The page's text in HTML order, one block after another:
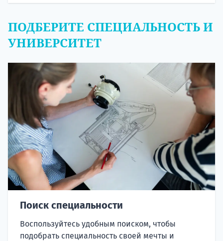
ПОДБЕРИТЕ СПЕЦИАЛЬНОСТЬ И
УНИВЕРСИТЕТ
Поиск специальности
Воспользуйтесь удобным поиском, чтобы
подобрать специальность своей мечты и